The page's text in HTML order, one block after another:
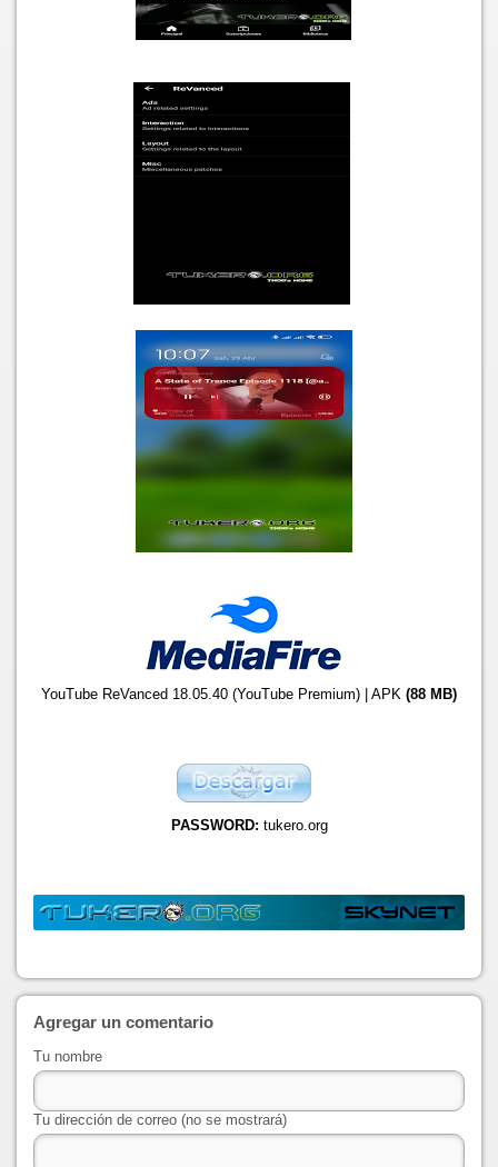
YouTube ReVanced 18.05.40 (YouTube Premium) | APK (88 MB)
PASSWORD: tukero.org
Agregar un comentario
Tu nombre
Tu dirección de correo (no se mostrará)